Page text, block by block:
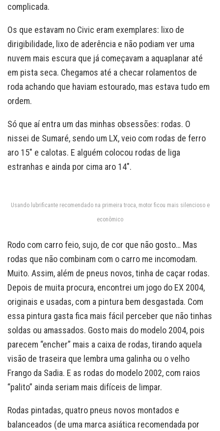
complicada.
Os que estavam no Civic eram exemplares: lixo de
dirigibilidade, lixo de aderência e não podiam ver uma
nuvem mais escura que já começavam a aquaplanar até
em pista seca. Chegamos até a checar rolamentos de
roda achando que haviam estourado, mas estava tudo em
ordem.
Só que aí entra um das minhas obsessões: rodas. O
nissei de Sumaré, sendo um LX, veio com rodas de ferro
aro 15″ e calotas. E alguém colocou rodas de liga
estranhas e ainda por cima aro 14″.
Usando lubrificante recomendado na primeira troca, motor ficou mais silencioso e
econômico
Rodo com carro feio, sujo, de cor que não gosto… Mas
rodas que não combinam com o carro me incomodam.
Muito. Assim, além de pneus novos, tinha de caçar rodas.
Depois de muita procura, encontrei um jogo do EX 2004,
originais e usadas, com a pintura bem desgastada. Com
essa pintura gasta fica mais fácil perceber que não tinhas
soldas ou amassados. Gosto mais do modelo 2004, pois
parecem “encher” mais a caixa de rodas, tirando aquela
visão de traseira que lembra uma galinha ou o velho
Frango da Sadia. E as rodas do modelo 2002, com raios
“palito” ainda seriam mais difíceis de limpar.
Rodas pintadas, quatro pneus novos montados e
balanceados (de uma marca asiática recomendada por